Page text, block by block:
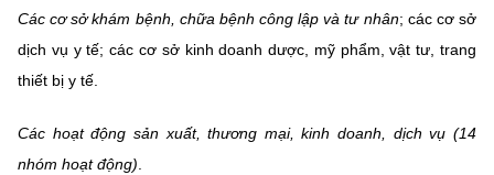
Các cơ sở khám bệnh, chữa bệnh công lập và tư nhân; các cơ sở
dịch vụ y tế; các cơ sở kinh doanh dược, mỹ phẩm, vật tư, trang
thiết bị y tế.
Các hoạt động sản xuất, thương mại, kinh doanh, dịch vụ (14
nhóm hoạt động).